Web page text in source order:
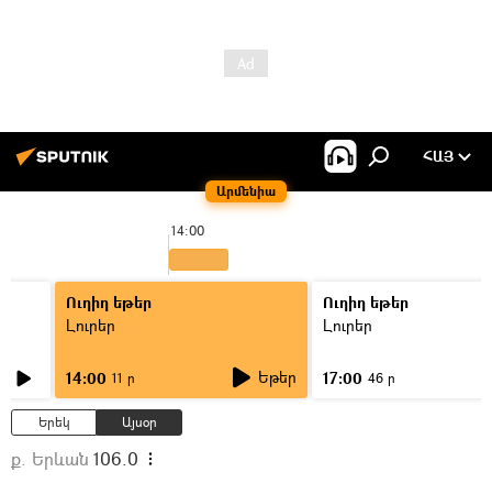
Արմենիա
ՀԱՅ
14:00
Ուղիղ եթեր
Լուրեր
14:00 11 ր Եթեր
Ուղիղ եթեր
Լուրեր
17:00 46 ր
Երեկ Այսօր
ք. Երևան 106.0